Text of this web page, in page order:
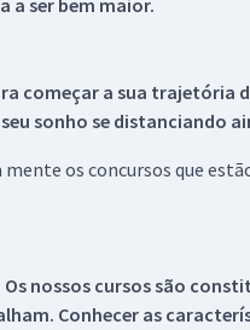
a ser bem maior.
começar a sua trajetória
sonho se distanciando
os concursos que
nossos cursos são
Conhecer as